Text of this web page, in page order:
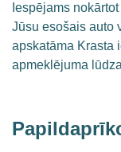
Iespējams
Jūsu esošais auto
apskatāma Krasta
apmeklējuma